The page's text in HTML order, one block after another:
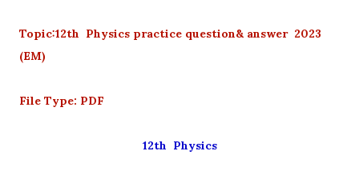
Topic:12th Physics practice question& answer 2023
(EM)
File Type: PDF
12th Physics